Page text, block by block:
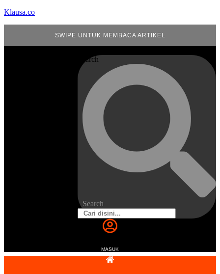
Klausa.co
SWIPE UNTUK MEMBACA ARTIKEL
Search
Search
MASUK